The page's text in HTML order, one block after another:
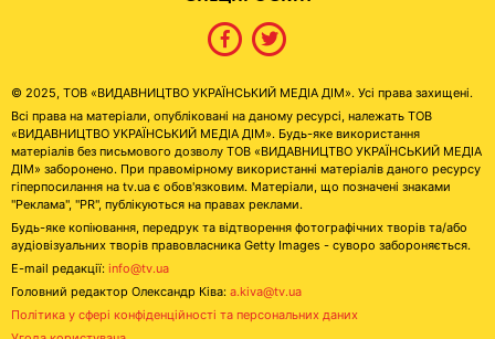
© 2025, ТОВ «ВИДАВНИЦТВО УКРАЇНСЬКИЙ МЕДІА ДІМ». Усі права захищені.
Всі права на матеріали, опубліковані на даному ресурсі, належать ТОВ
«ВИДАВНИЦТВО УКРАЇНСЬКИЙ МЕДІА ДІМ». Будь-яке використання
матеріалів без письмового дозволу ТОВ «ВИДАВНИЦТВО УКРАЇНСЬКИЙ МЕДІА
ДІМ» заборонено. При правомірному використанні матеріалів даного ресурсу
гіперпосилання на tv.ua є обов'язковим. Матеріали, що позначені знаками
"Реклама", "PR", публікуються на правах реклами.
Будь-яке копіювання, передрук та відтворення фотографічних творів та/або
аудіовізуальних творів правовласника Getty Images - суворо забороняється.
E-mail редакції: info@tv.ua
Головний редактор Олександр Ківа: a.kiva@tv.ua
Політика у сфері конфіденційності та персональних даних